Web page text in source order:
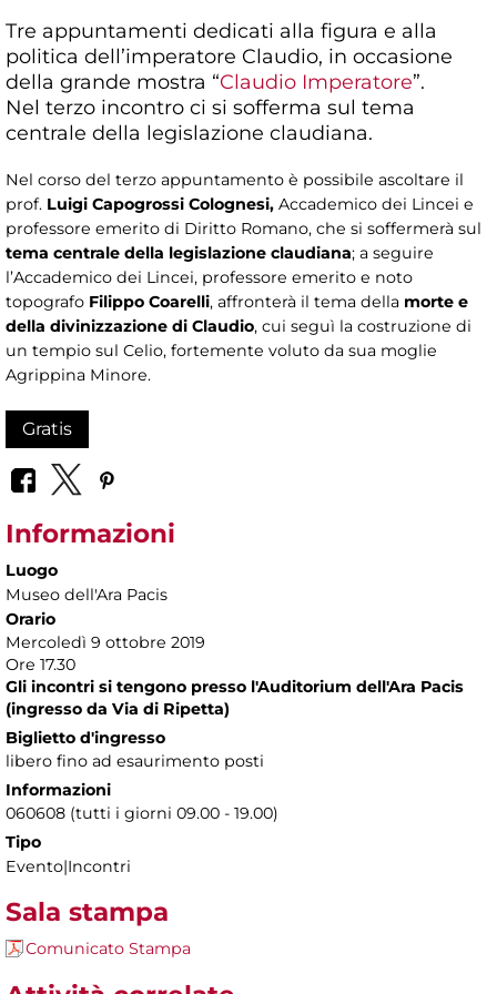
Tre appuntamenti dedicati alla figura e alla
politica dell’imperatore Claudio, in occasione
della grande mostra “Claudio Imperatore”.
Nel terzo incontro ci si sofferma sul tema
centrale della legislazione claudiana.
Nel corso del terzo appuntamento è possibile ascoltare il
prof. Luigi Capogrossi Colognesi, Accademico dei Lincei e
professore emerito di Diritto Romano, che si soffermerà sul
tema centrale della legislazione claudiana; a seguire
l’Accademico dei Lincei, professore emerito e noto
topografo Filippo Coarelli, affronterà il tema della morte e
della divinizzazione di Claudio, cui seguì la costruzione di
un tempio sul Celio, fortemente voluto da sua moglie
Agrippina Minore.
Gratis
Informazioni
Luogo
Museo dell'Ara Pacis
Orario
Mercoledì 9 ottobre 2019
Ore 17.30
Gli incontri si tengono presso l'Auditorium dell'Ara Pacis
(ingresso da Via di Ripetta)
Biglietto d'ingresso
libero fino ad esaurimento posti
Informazioni
060608 (tutti i giorni 09.00 - 19.00)
Tipo
Evento|Incontri
Sala stampa
Comunicato Stampa